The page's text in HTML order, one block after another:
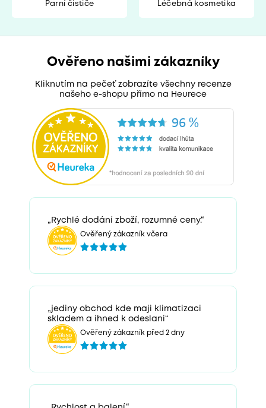
Parní čističe Léčebná kosmetika
Ověřeno našimi zákazníky
Kliknutím na pečeť zobrazíte všechny recenze
našeho e-shopu přímo na Heurece
„Rychlé dodání zboží, rozumné ceny.“
Ověřený zákazník včera
„jediny obchod kde maji klimatizaci
skladem a ihned k odeslani“
Ověřený zákazník před 2 dny